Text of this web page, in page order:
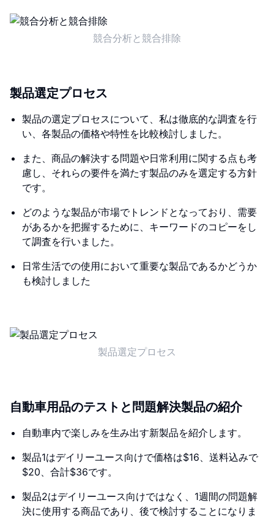
競合分析と競合排除
製品選定プロセス
製品の選定プロセスについて、私は徹底的な調査を行
い、各製品の価格や特性を比較検討しました。
また、商品の解決する問題や日常利用に関する点も考
慮し、それらの要件を満たす製品のみを選定する方針
です。
どのような製品が市場でトレンドとなっており、需要
があるかを把握するために、キーワードのコピーをし
て調査を行いました。
日常生活での使用において重要な製品であるかどうか
も検討しました
製品選定プロセス
自動車用品のテストと問題解決製品の紹介
自動車内で楽しみを生み出す新製品を紹介します。
製品1はデイリーユース向けで価格は$16、送料込みで
$20、合計$36です。
製品2はデイリーユース向けではなく、1週間の問題解
決に使用する商品であり、後で検討することになりま